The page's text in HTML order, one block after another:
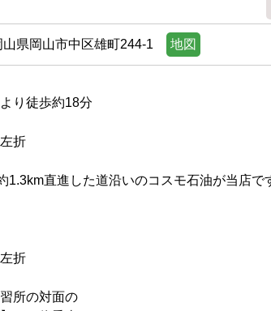
山県岡山市中区雄町244-1 地図
り徒歩約18分
折
1.3km直進した道沿いのコスモ石油が当店で
折
所の対面の